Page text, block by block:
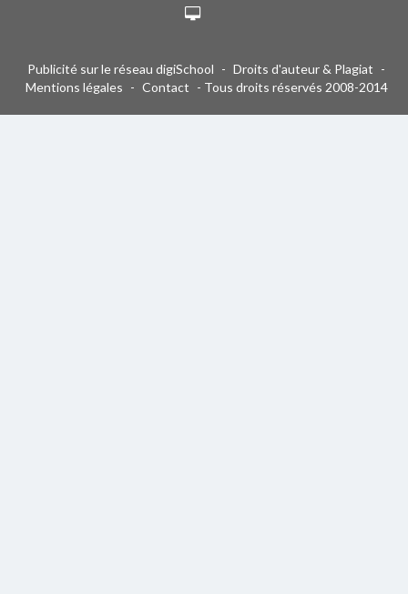
Publicité sur le réseau digiSchool - Droits d'auteur & Plagiat -
Mentions légales - Contact - Tous droits réservés 2008-2014